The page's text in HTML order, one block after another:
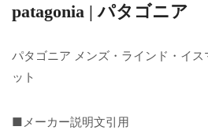
patagonia | パタゴニア
パタゴニア メンズ・ラインド・イ
ット
■メーカー説明文引用